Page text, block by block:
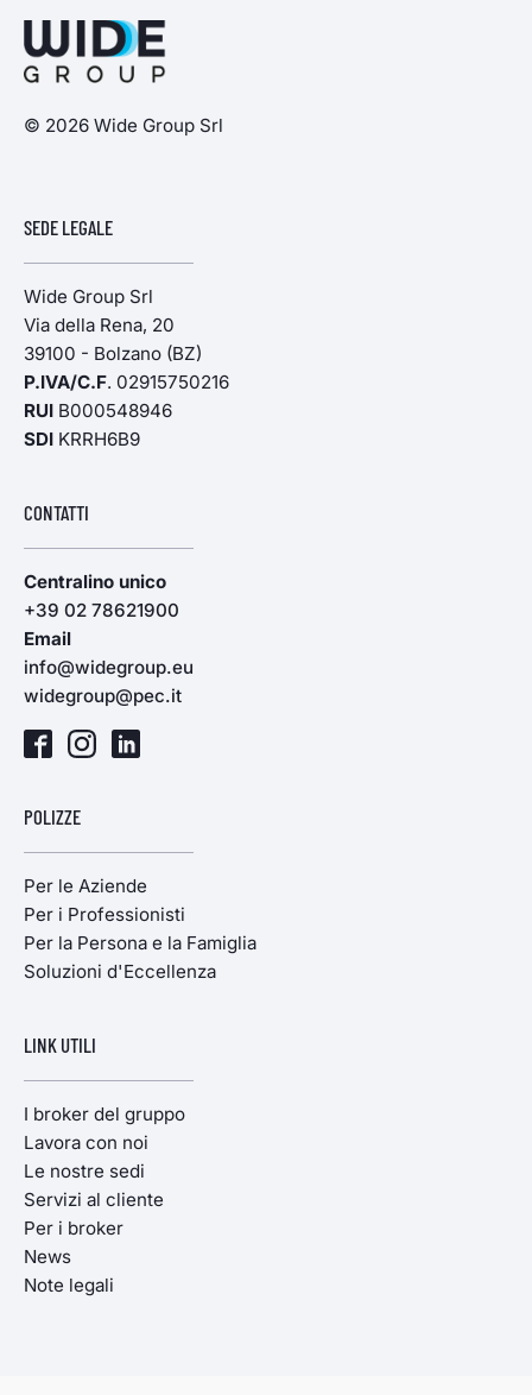
© 2026 Wide Group Srl
SEDE LEGALE
Wide Group Srl
Via della Rena, 20
39100 - Bolzano (BZ)
P.IVA/C.F. 02915750216
RUI B000548946
SDI KRRH6B9
CONTATTI
Centralino unico
+39 02 78621900
Email
info@widegroup.eu
widegroup@pec.it
POLIZZE
Per le Aziende
Per i Professionisti
Per la Persona e la Famiglia
Soluzioni d'Eccellenza
LINK UTILI
I broker del gruppo
Lavora con noi
Le nostre sedi
Servizi al cliente
Per i broker
News
Note legali